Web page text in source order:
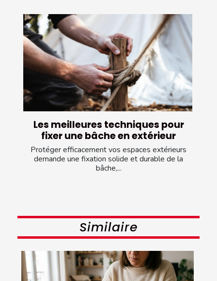
Les meilleures techniques pour
fixer une bâche en extérieur
Protéger efficacement vos espaces extérieurs
demande une fixation solide et durable de la
bâche,...
Similaire